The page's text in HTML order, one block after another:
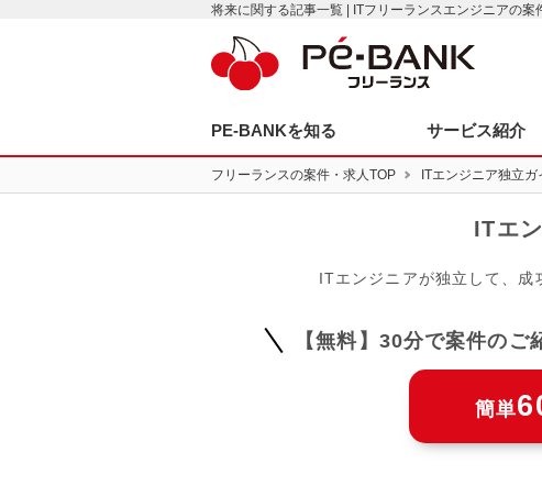
将来に関する記事一覧 | ITフリーランスエンジニアの案
PE-BANKを知る サービス紹介
フリーランスの案件・求人TOP ITエンジニア独立ガ
ITエ
ITエンジニアが独立して、成
【無料】30分で案件の
簡単